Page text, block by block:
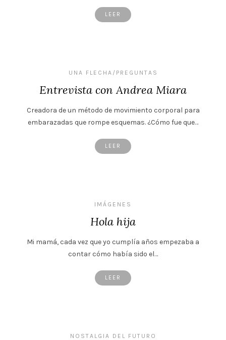
LEER
UNA FLECHA/PREGUNTAS
Entrevista con Andrea Miara
Creadora de un método de movimiento corporal para
embarazadas que rompe esquemas. ¿Cómo fue que…
LEER
IMÁGENES
Hola hija
Mi mamá, cada vez que yo cumplía años empezaba a
contar cómo había sido el…
LEER
NOSTALGIA DEL FUTURO